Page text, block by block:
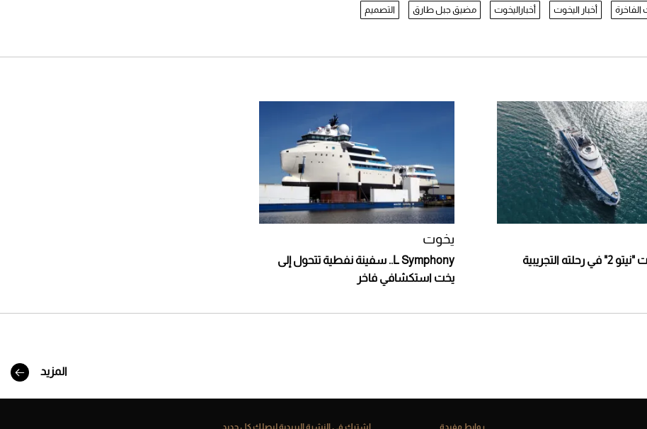
الفاخرة أخبار اليخوت أخباراليخوت مضيق جبل طارق التصميم
انطلاق يخت "نيتو 2" في رحلته التجريبية
يخوت
L Symphony.. سفينة نفطية تتحول إلى
يخت استكشافي فاخر
المزيد
روابط مفيدة إشترك فى النشرة البريدية ليصلك كل جديد